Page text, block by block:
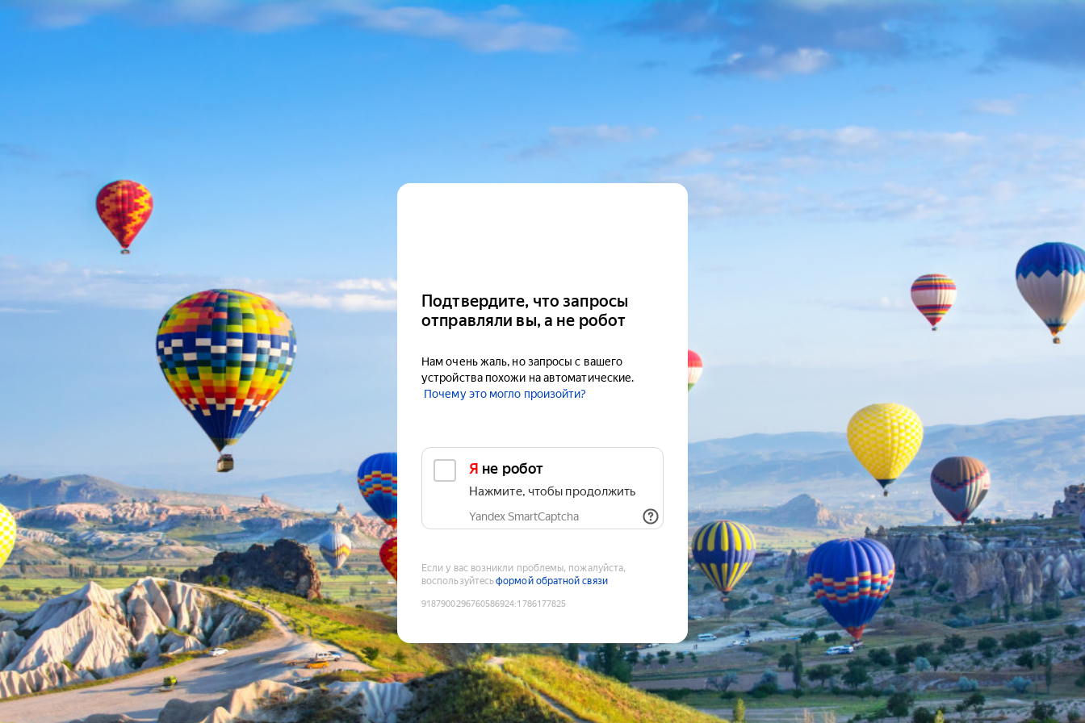
Подтвердите, что запросы
отправляли вы, а не робот
Нам очень жаль, но запросы с вашего
устройства похожи на автоматические.
Почему это могло произойти?
Я не робот
Нажмите, чтобы продолжить
Yandex SmartCaptcha
Если у вас возникли проблемы, пожалуйста,
воспользуйтесьформой обратной связи
9187900296760586924:1786177825